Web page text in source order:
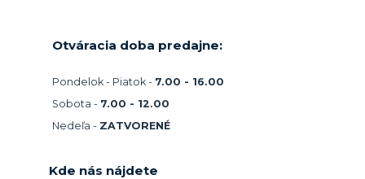
Otváracia doba predajne:
Pondelok - Piatok - 7.00 - 16.00
Sobota - 7.00 - 12.00
Nedeľa - ZATVORENÉ
Kde nás nájdete